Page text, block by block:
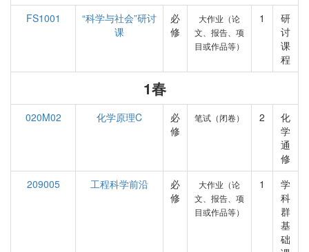
FS1001
“科学与社会”研讨
课
必
修
大作业（论
文、报告、项
目或作品等）
1
研
讨
课
程
1春
020M02 化学原理C
必
修
笔试（闭卷） 2
化
学
通
修
209005
工程科学前沿
必
修
大作业（论
文、报告、项
目或作品等）
1
学
科
群
基
础